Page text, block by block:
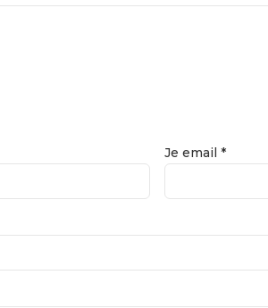
Je email *